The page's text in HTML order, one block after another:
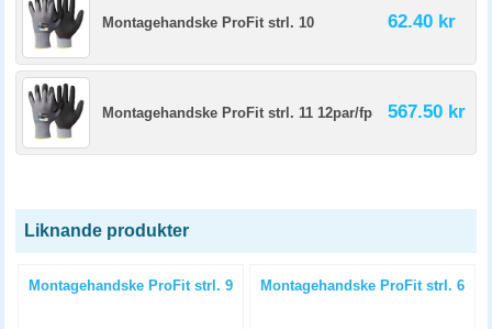
Montagehandske ProFit strl. 10 62.40 kr
Montagehandske ProFit strl. 11 12par/fp 567.50 kr
Liknande produkter
Montagehandske ProFit strl. 9 Montagehandske ProFit strl. 6